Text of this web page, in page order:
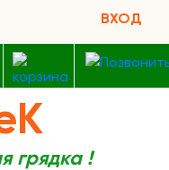
ВХОД
грядка !